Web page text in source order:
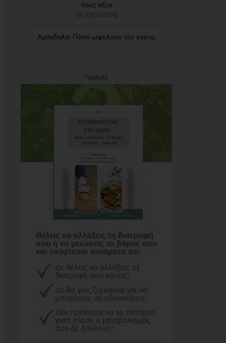
τους αξία
[SLIDESHOW]
Αμύγδαλα: Πόσο ωφελούν την υγεία;
Προβολή